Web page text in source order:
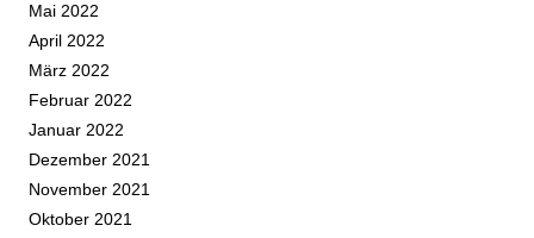
Mai 2022
April 2022
März 2022
Februar 2022
Januar 2022
Dezember 2021
November 2021
Oktober 2021